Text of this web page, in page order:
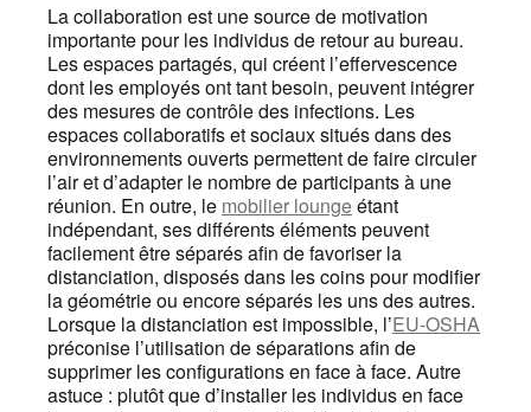
La collaboration est une source de motivation
importante pour les individus de retour au bureau.
Les espaces partagés, qui créent l’effervescence
dont les employés ont tant besoin, peuvent intégrer
des mesures de contrôle des infections. Les
espaces collaboratifs et sociaux situés dans des
environnements ouverts permettent de faire circuler
l’air et d’adapter le nombre de participants à une
réunion. En outre, le mobilier loungeétant
indépendant, ses différents éléments peuvent
facilement être séparés afin de favoriser la
distanciation, disposés dans les coins pour modifier
la géométrie ou encore séparés les uns des autres.
Lorsque la distanciation est impossible, l’EU-OSHA
préconise l’utilisation de séparations afin de
supprimer les configurations en face à face. Autre
astuce : plutôt que d’installer les individus en face